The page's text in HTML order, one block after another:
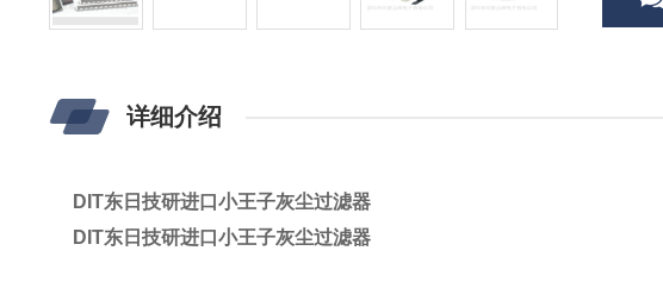
详细介绍
DIT东日技研进口小王子灰尘过滤器
DIT东日技研进口小王子灰尘过滤器